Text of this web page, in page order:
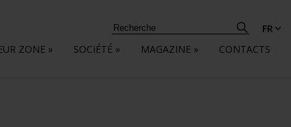
FR
ZONE » SOCIÉTÉ » MAGAZINE » CONTACTS